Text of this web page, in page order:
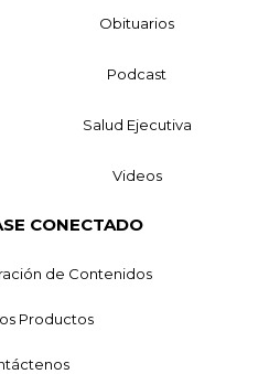
Obituarios
Podcast
Salud Ejecutiva
Videos
CONECTADO
de Contenidos
Productos